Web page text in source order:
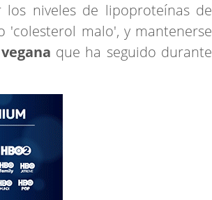
los niveles de lipoproteínas de
'colesterol malo', y mantenerse
que ha seguido durante